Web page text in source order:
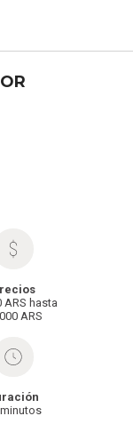
ARS hasta
ARS